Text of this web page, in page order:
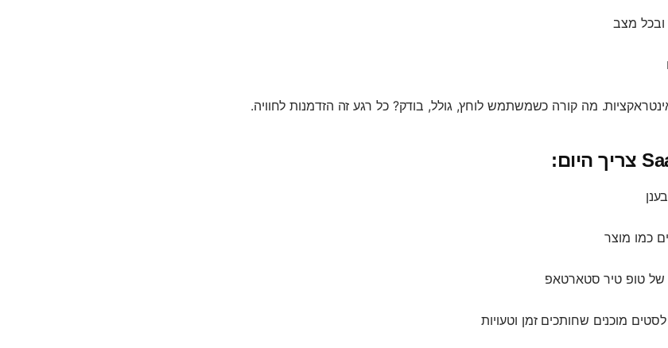
ובכל מצב
מה קורה כשמשתמש לוחץ, גולל, בודק? כל רגע זה הזדמנות לחוויה.
כמו מוצר
של טופ טיר סטארטאפ
מוכנים שחותכים זמן וטעויות